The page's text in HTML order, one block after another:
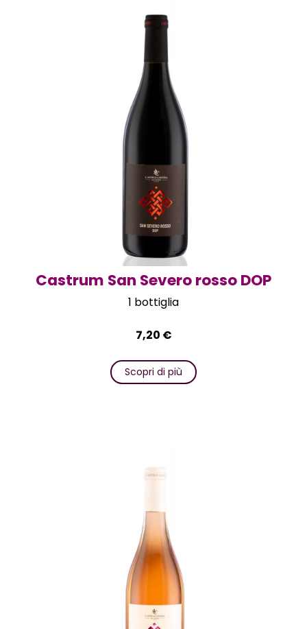
Castrum San Severo rosso DOP
1 bottiglia
7,20 €
Scopri di più